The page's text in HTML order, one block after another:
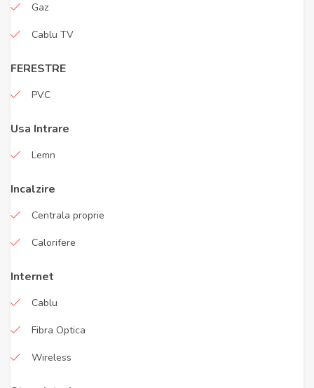
Gaz
Cablu TV
FERESTRE
PVC
Usa Intrare
Lemn
Incalzire
Centrala proprie
Calorifere
Internet
Cablu
Fibra Optica
Wireless